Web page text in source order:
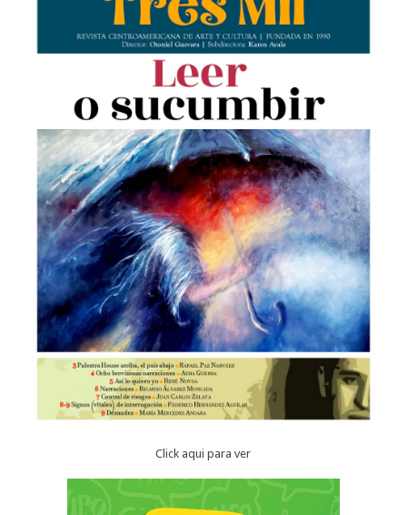
Click aqui para ver